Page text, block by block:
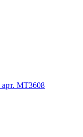
арт. MT3608